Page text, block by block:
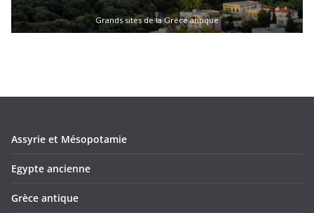
Grands sites de la Grèce antique
Assyrie et Mésopotamie
Egypte ancienne
Grèce antique